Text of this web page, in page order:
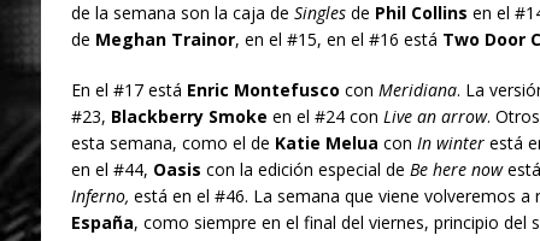
de la semana son la caja de Singlesde Phil Collins en el
de Meghan Trainor, en el #15, en el #16 está Two Door
En el #17 está Enric Montefusco con Meridiana. La
#23, Blackberry Smoke en el #24 con Live an arrow.
esta semana, como el de Katie Melua con In winterestá
en el #44, Oasis con la edición especial de Be here now
Inferno, está en el #46. La semana que viene volveremos a
España, como siempre en el final del viernes, principio del